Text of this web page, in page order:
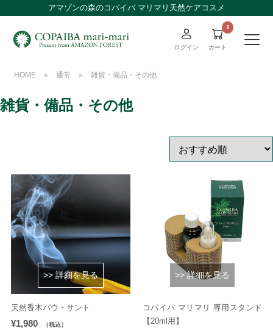
アマゾンの森のコパイバ マリマリ天然ケアコスメ
ログイン カート
HOME » 通常 » 雑貨・備品・その他
雑貨・備品・その他
>> 詳細を見る
天然香木パウ・サント
¥1,980 （税込）
>> 詳細を見る
コパイバ マリマリ 専用スタンド
【20ml用】